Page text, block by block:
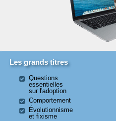
Les grands titres
Questions
essentielles
sur l'adoption
Comportement
Évolutionnisme
et fixisme